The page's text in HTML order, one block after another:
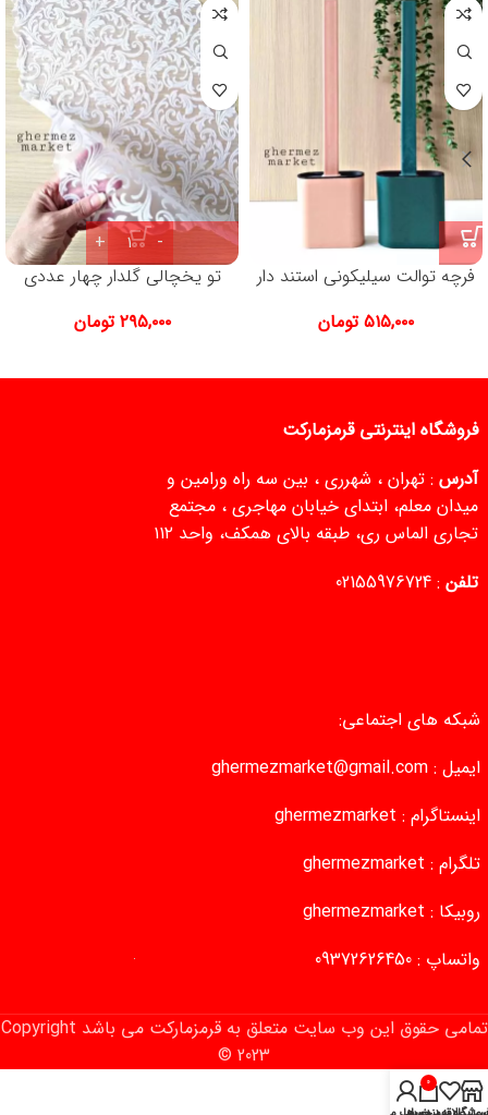
فرچه توالت سیلیکونی استند دار
۵۱۵,۰۰۰ تومان
تو یخچالی گلدار چهار عددی
۲۹۵,۰۰۰ تومان
فروشگاه اینترنتی قرمزمارکت
آدرس : تهران ، شهرری ، بین سه راه ورامین و
میدان معلم، ابتدای خیابان مهاجری ، مجتمع
تجاری الماس ری، طبقه بالای همکف، واحد ۱۱۲
تلفن :
02155976724
شبکه های اجتماعی:
ایمیل : ghermezmarket@gmail.com
اینستاگرام : ghermezmarket
تلگرام : ghermezmarket
روبیکا : ghermezmarket
واتساپ : 09372626450
تمامی حقوق این وب‌ سایت متعلق به قرمزمارکت می باشد Copyright
© 2023
0